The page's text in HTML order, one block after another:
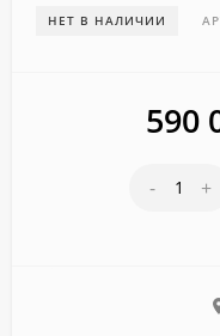
НЕТ В НАЛИЧИИ
590
- +